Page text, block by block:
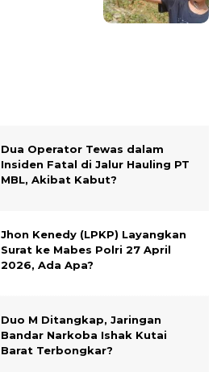
Dua Operator Tewas dalam
Insiden Fatal di Jalur Hauling PT
MBL, Akibat Kabut?
Jhon Kenedy (LPKP) Layangkan
Surat ke Mabes Polri 27 April
2026, Ada Apa?
Duo M Ditangkap, Jaringan
Bandar Narkoba Ishak Kutai
Barat Terbongkar?